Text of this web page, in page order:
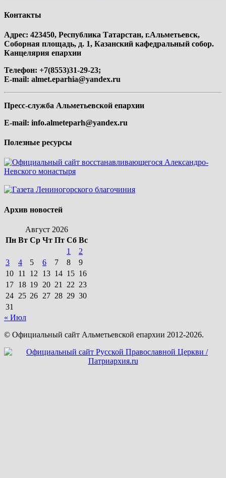
Контакты
Адрес: 423450, Республика Татарстан, г.Альметьевск,
Соборная площадь, д. 1, Казанский кафедральный собор.
Канцелярия епархии
Телефон: +7(8553)31-29-23;
E-mail: almet.eparhia@yandex.ru
Пресс-служба Альметьевской епархии
E-mail: info.almeteparh@yandex.ru
Полезные ресурсы
Архив новостей
Август 2026
Пн Вт Ср Чт Пт Сб Вс
1
2
3
4 5 6 7 8
9
10 11 12 13 14 15 16
17 18 19 20 21 22 23
24 25 26 27 28 29 30
31
« Июл
© Официальный сайт Альметьевской епархии 2012-2026.